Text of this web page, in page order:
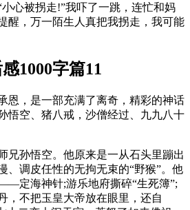
心被拐走!”我吓了一跳，连忙和妈
醒，万一陌生人真把我拐走，我可能
1000字篇11
恩，是一部充满了离奇，精彩的神话
悟空、猪八戒，沙僧经过、九九八十
兄孙悟空。他原来是一从石头里蹦出
、调皮任性的无拘无束的“野猴”。他
定海神针;游乐地府撕碎“生死簿”;
，不把玉皇大帝放在眼里，还自